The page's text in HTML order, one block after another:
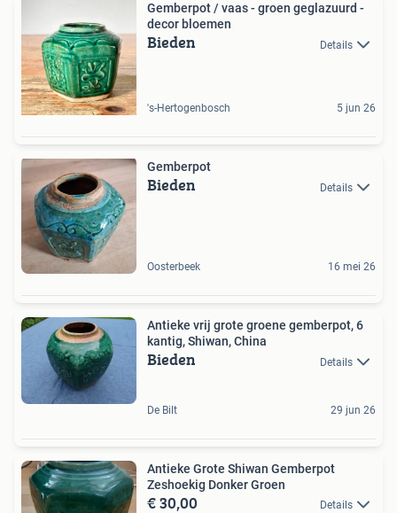
Gemberpot / vaas - groen geglazuurd -
decor bloemen
Bieden Details
's-Hertogenbosch 5 jun 26
Gemberpot
Bieden Details
Oosterbeek 16 mei 26
Antieke vrij grote groene gemberpot, 6
kantig, Shiwan, China
Bieden Details
De Bilt 29 jun 26
Antieke Grote Shiwan Gemberpot
Zeshoekig Donker Groen
€ 30,00 Details